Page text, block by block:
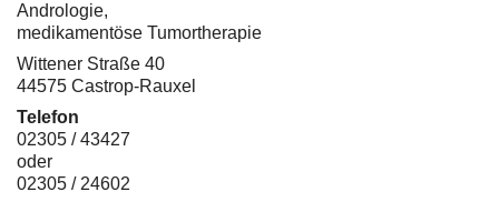
Andrologie,
medikamentöse Tumortherapie
Wittener Straße 40
44575 Castrop-Rauxel
Telefon
02305 / 43427
oder
02305 / 24602